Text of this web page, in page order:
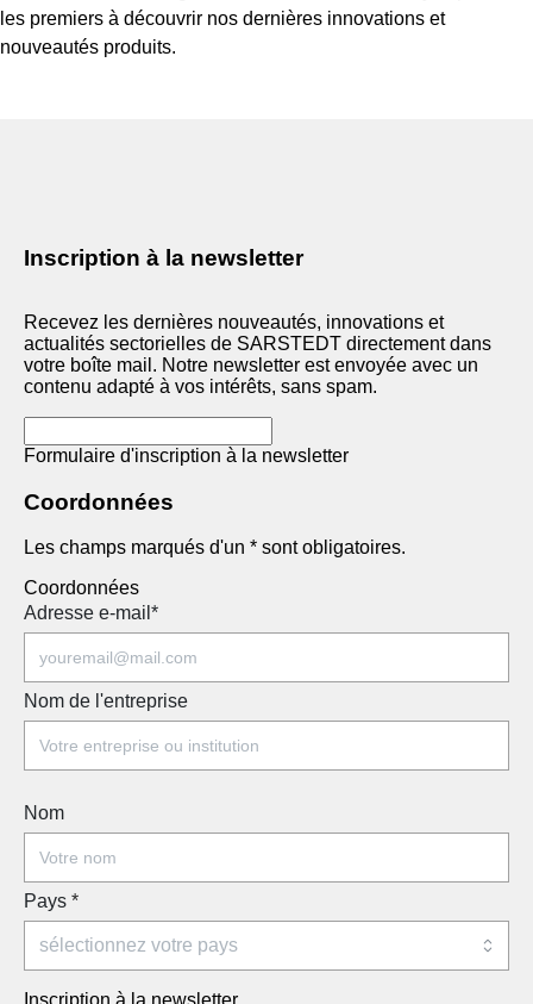
les premiers à découvrir nos dernières innovations et
nouveautés produits.
Inscription à la newsletter
Recevez les dernières nouveautés, innovations et
actualités sectorielles de SARSTEDT directement dans
votre boîte mail. Notre newsletter est envoyée avec un
contenu adapté à vos intérêts, sans spam.
Formulaire d'inscription à la newsletter
Coordonnées
Les champs marqués d'un * sont obligatoires.
Coordonnées
Adresse e-mail *
Nom de l'entreprise
Nom
Pays *
Inscription à la newsletter